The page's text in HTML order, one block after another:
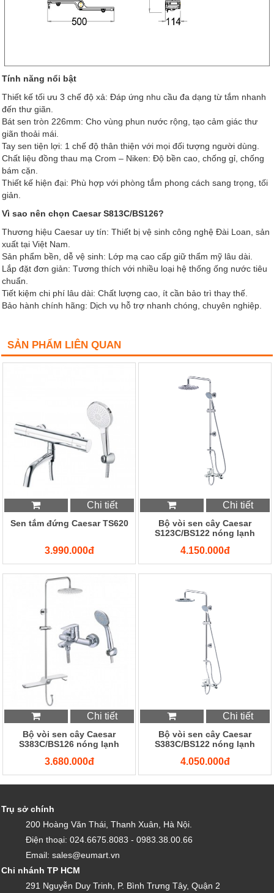
Tính năng nổi bật
Thiết kế tối ưu 3 chế độ xả: Đáp ứng nhu cầu đa dạng từ tắm nhanh
đến thư giãn.
Bát sen tròn 226mm: Cho vùng phun nước rộng, tạo cảm giác thư
giãn thoải mái.
Tay sen tiện lợi: 1 chế độ thân thiện với mọi đối tượng người dùng.
Chất liệu đồng thau mạ Crom – Niken: Độ bền cao, chống gỉ, chống
bám cặn.
Thiết kế hiện đại: Phù hợp với phòng tắm phong cách sang trọng, tối
giản.
Vì sao nên chọn Caesar S813C/BS126?
Thương hiệu Caesar uy tín: Thiết bị vệ sinh công nghệ Đài Loan, sản
xuất tại Việt Nam.
Sản phẩm bền, dễ vệ sinh: Lớp mạ cao cấp giữ thẩm mỹ lâu dài.
Lắp đặt đơn giản: Tương thích với nhiều loại hệ thống ống nước tiêu
chuẩn.
Tiết kiệm chi phí lâu dài: Chất lượng cao, ít cần bảo trì thay thế.
Bảo hành chính hãng: Dịch vụ hỗ trợ nhanh chóng, chuyên nghiệp.
SẢN PHẨM LIÊN QUAN
Chi tiết
Sen tắm đứng Caesar TS620
3.990.000đ
Chi tiết
Bộ vòi sen cây Caesar
S123C/BS122 nóng lạnh
4.150.000đ
Chi tiết
Bộ vòi sen cây Caesar
S383C/BS126 nóng lạnh
3.680.000đ
Chi tiết
Bộ vòi sen cây Caesar
S383C/BS122 nóng lạnh
4.050.000đ
Trụ sở chính
200 Hoàng Văn Thái, Thanh Xuân, Hà Nội.
Điện thoại: 024.6675.8083 - 0983.38.00.66
Email: sales@eumart.vn
Chi nhánh TP HCM
291 Nguyễn Duy Trinh, P. Bình Trưng Tây, Quận 2